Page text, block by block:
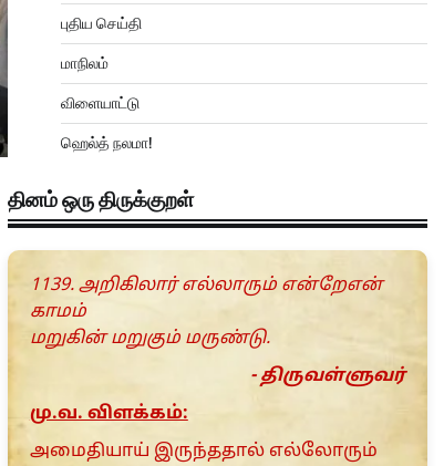
புதிய செய்தி
மாநிலம்
விளையாட்டு
ஹெல்த் நலமா!
தினம் ஒரு திருக்குறள்
1139. அறிகிலார் எல்லாரும் என்றேஎன்
காமம்
மறுகின் மறுகும் மருண்டு.
- திருவள்ளுவர்
மு.வ. விளக்கம்:
அமைதியாய் இருந்ததால் எல்லோரும்